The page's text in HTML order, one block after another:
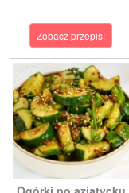
Zobacz przepis!